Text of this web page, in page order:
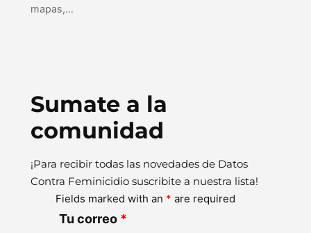
mapas,…
Sumate a la
comunidad
¡Para recibir todas las novedades de Datos
Contra Feminicidio suscribite a nuestra lista!
Fields marked with an * are required
Tu correo *